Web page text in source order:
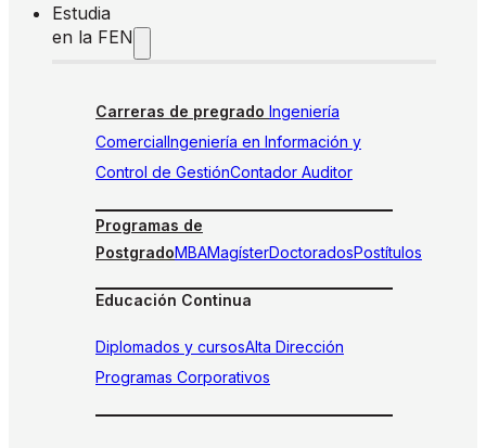
Estudia
en la FEN
Carreras de pregrado Ingeniería
ComercialIngeniería en Información y
Control de GestiónContador Auditor
Programas de
PostgradoMBAMagísterDoctoradosPostítulos
Educación Continua
Diplomados y cursosAlta Dirección
Programas Corporativos